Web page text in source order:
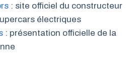
: site officiel du constructeur
électriques
: présentation officielle de la